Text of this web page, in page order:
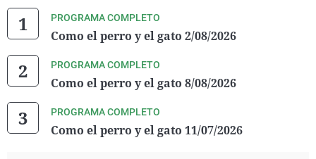
PROGRAMA COMPLETO
Como el perro y el gato 2/08/2026
PROGRAMA COMPLETO
Como el perro y el gato 8/08/2026
PROGRAMA COMPLETO
Como el perro y el gato 11/07/2026